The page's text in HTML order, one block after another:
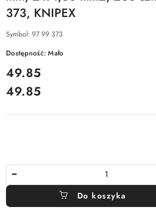
373, KNIPEX
Symbol: 97 99 373
Dostępność:Mało
cena:
49.85
Cena:
49.85
Do koszyka